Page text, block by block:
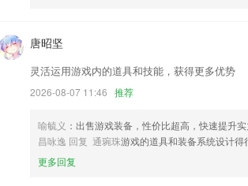
】接送机未支付订单流程优化，支付体验更顺滑；车
蜜尚物管系统全新升级，优化了线上流程界面及操作。
新增群发im消息
以上就是苹果手机怎么下载火狐的介绍，如果您喜欢
唐昭坚
灵活运用游戏内的道具和技能，获得更多优势
2026-08-07 11:46 推荐
喻毓义 ：出售游戏装备，性价比超高，快速提升
昌咏逸 回复 通琬珠游戏的道具和装备系统设计得
更多回复